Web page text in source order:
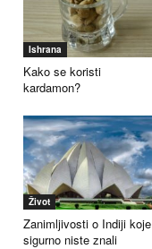
Ishrana
Kako se koristi
kardamon?
Život
Zanimljivosti o Indiji koje
sigurno niste znali